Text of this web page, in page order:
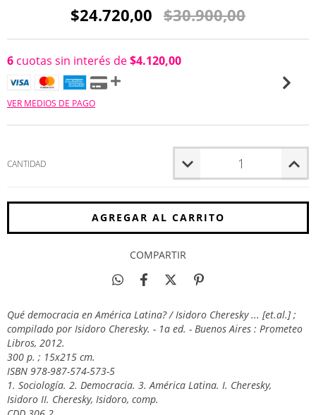
$24.720,00 $30.900,00
6 cuotas sin interés de$4.120,00
VER MEDIOS DE PAGO
CANTIDAD
COMPARTIR
Qué democracia en América Latina? / Isidoro Cheresky ... [et.al.] ;
compilado por Isidoro Cheresky. - 1a ed. - Buenos Aires : Prometeo
Libros, 2012.
300 p. ; 15x215 cm.
ISBN 978-987-574-573-5
1. Sociología. 2. Democracia. 3. América Latina. I. Cheresky,
Isidoro II. Cheresky, Isidoro, comp.